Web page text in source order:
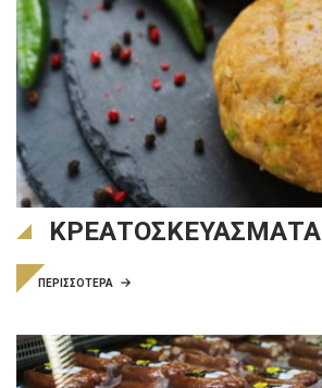
ΚΡΕΑΤΟΣΚΕΥΑΣΜΑΤΑ
ΠΕΡΙΣΣΟΤΕΡΑ